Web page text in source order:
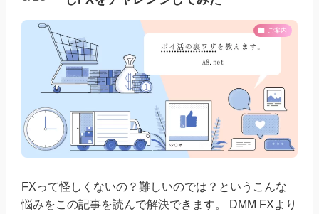
ご案内
FXって怪しくないの？難しいのでは？というこんな
悩みをこの記事を読んで解決できます。 DMM FXより